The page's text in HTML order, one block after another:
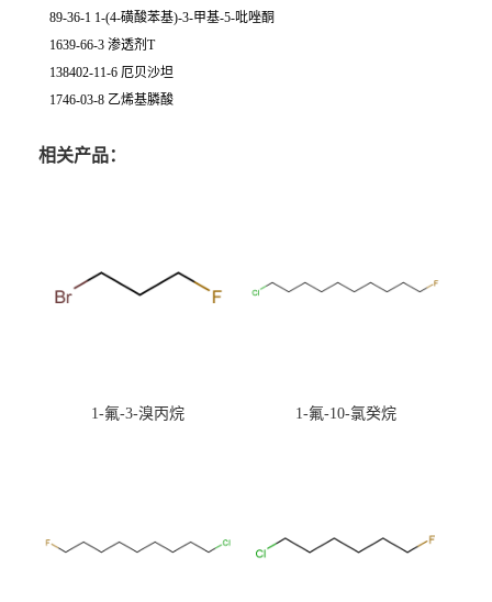
89-36-1 1-(4-磺酸苯基)-3-甲基-5-吡唑酮
1639-66-3 渗透剂T
138402-11-6 厄贝沙坦
1746-03-8 乙烯基膦酸
相关产品：
1-氟-3-溴丙烷 1-氟-10-氯癸烷